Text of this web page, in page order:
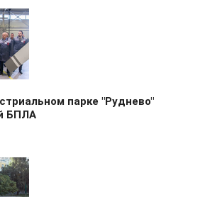
парке "Руднево"
БПЛА